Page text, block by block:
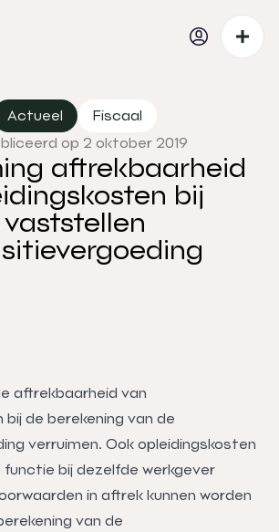
Actueel
Fiscaal
op 2 oktober 2019
aftrekbaarheid
bij
vaststellen
aftrekbaarheid van
de berekening van de
verruimen. Ook opleidingskosten
bij dezelfde werkgever
in aftrek kunnen worden
van de